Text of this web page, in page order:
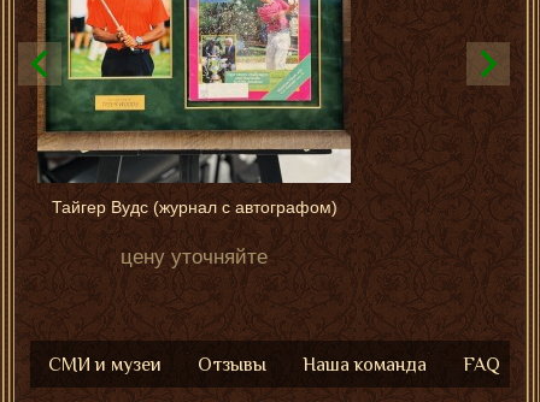
Тайгер Вудс (журнал с автографом)
цену уточняйте
СМИ и музеи Отзывы Наша команда FAQ